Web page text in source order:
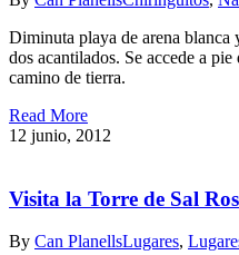
Diminuta playa de arena blanca
dos acantilados. Se accede a
camino de tierra.
Read More
12 junio, 2012
Visita la Torre de Sal
By Can PlanellsLugares,